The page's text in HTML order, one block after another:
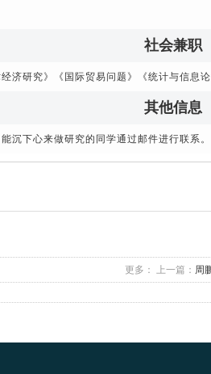
社会兼职
济研究》《国际贸易问题》《统计与信息
其他信息
沉下心来做研究的同学通过邮件进行联系。
更多： 上一篇： 周